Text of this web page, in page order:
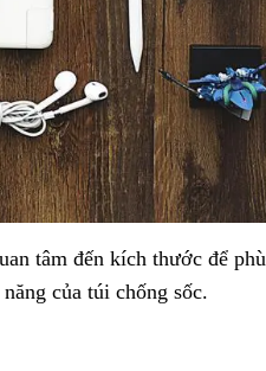
tâm đến kích thước để
của túi chống sốc.